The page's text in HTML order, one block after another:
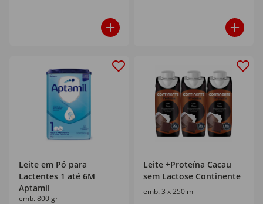
Leite em Pó para
Lactentes 1 até 6M
Aptamil
emb. 800 gr
Leite +Proteína Cacau
sem Lactose Continente
emb. 3 x 250 ml